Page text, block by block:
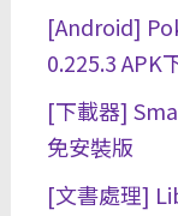
[Android]
0.225.3 APK
[下載器]
免安裝版
[文書處理]